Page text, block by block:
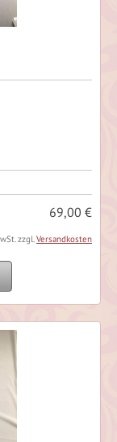
69,00 €
zzgl.Versandkosten